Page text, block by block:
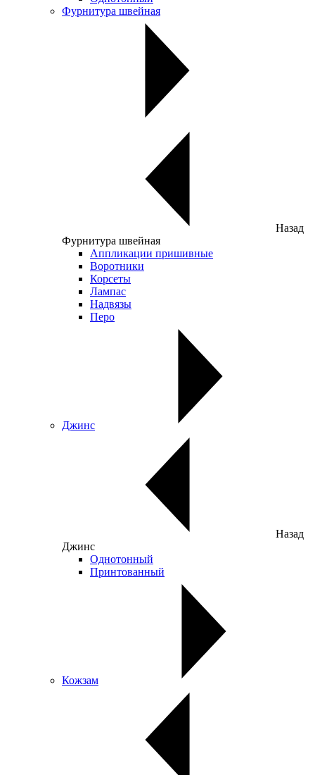
Фурнитура швейная
Назад
Фурнитура швейная
Аппликации пришивные
Воротники
Корсеты
Лампас
Надвязы
Перо
Джинс
Назад
Джинс
Однотонный
Принтованный
Кожзам